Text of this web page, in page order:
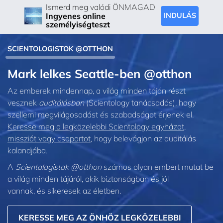
Ismerd meg valódi ÖNMAGAD
Ingyenes online
személyiségteszt
INDULÁS
SCIENTOLOGISTOK @OTTHON
Mark lelkes Seattle‑ben @otthon
Az emberek mindennap, a világ minden táján részt
vesznek auditálásban(Scientology tanácsadás), hogy
szellemi megvilágosodást és szabadságot érjenek el.
Keresse meg a legközelebbi Scientology egyházat,
missziót vagy csoportot, hogy belevágjon az auditálás
kalandjába.
A Scientologistok @otthonszámos olyan embert mutat be
a világ minden tájáról, akik biztonságban és jól
vannak, és sikeresek az életben.
KERESSE MEG AZ ÖNHÖZ LEGKÖZELEBBI